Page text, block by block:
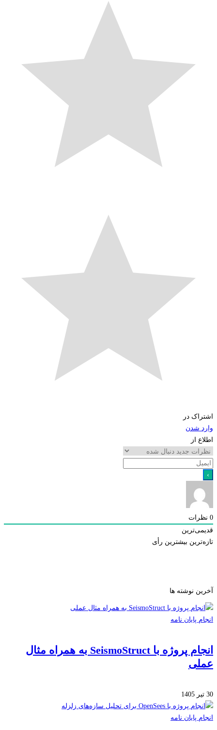
در
شدن
از
بیشترین رأی
نوشته ها
پایان نامه
انجام پروژه با SeismoStruct به همراه مثال
پایان نامه